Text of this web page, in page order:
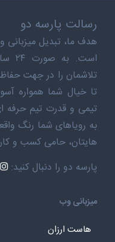
رسالت پارسه دو
هدف ما، تبدیل
تلاشمان را در جهت
تا خیال شما همواره
تیمی و قدرت تیم حرفه
به رویاهای شما رنگ
هایتان، حامی کسب و کار
پارسه دو را دنبال کنید:
میزبانی وب
هاست ارزان